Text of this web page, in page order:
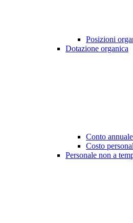
Posizioni
Dotazione organica
Conto
Costo
Personale non a